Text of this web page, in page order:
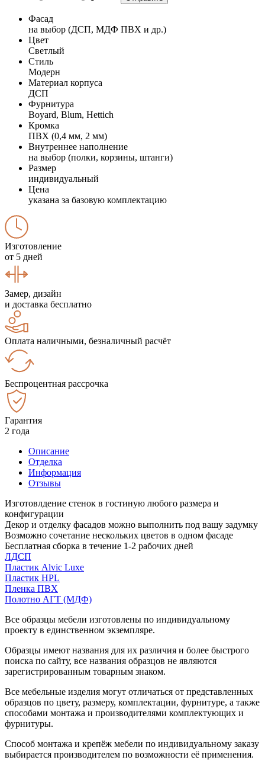
Фасад
на выбор (ДСП, МДФ ПВХ и др.)
Цвет
Светлый
Стиль
Модерн
Материал корпуса
ДСП
Фурнитура
Boyard, Blum, Hettich
Кромка
ПВХ (0,4 мм, 2 мм)
Внутреннее наполнение
на выбор (полки, корзины, штанги)
Размер
индивидуальный
Цена
указана за базовую комплектацию
Изготовление
от 5 дней
Замер, дизайн
и доставка бесплатно
Оплата наличными, безналичный расчёт
Беспроцентная рассрочка
Гарантия
2 года
Описание
Отделка
Информация
Отзывы
Изготовлдение стенок в гостиную любого размера и
конфигурации
Декор и отделку фасадов можно выполнить под вашу задумку
Возможно сочетание нескольких цветов в одном фасаде
Бесплатная сборка в течение 1-2 рабочих дней
ЛДСП
Пластик Alvic Luxe
Пластик HPL
Пленка ПВХ
Полотно АГТ (МДФ)
Все образцы мебели изготовлены по индивидуальному
проекту в единственном экземпляре.
Образцы имеют названия для их различия и более быстрого
поиска по сайту, все названия образцов не являются
зарегистрированным товарным знаком.
Все мебельные изделия могут отличаться от представленных
образцов по цвету, размеру, комплектации, фурнитуре, а также
способами монтажа и производителями комплектующих и
фурнитуры.
Способ монтажа и крепёж мебели по индивидуальному заказу
выбирается производителем по возможности её применения.